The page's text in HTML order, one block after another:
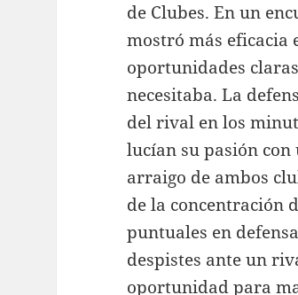
de Clubes. En un
mostró más eficacia
oportunidades
necesitaba. La
del rival en los
lucían su pasión
arraigo de ambos
de la concentración
puntuales en
despistes ante un
oportunidad para